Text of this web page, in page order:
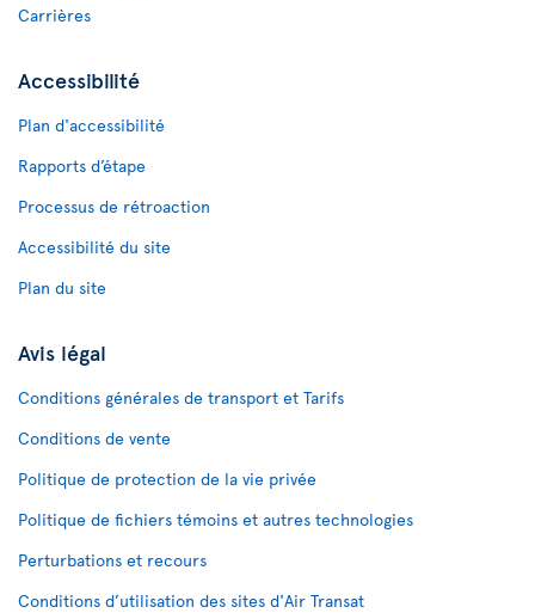
Carrières
Accessibilité
Plan d'accessibilité
Rapports d’étape
Processus de rétroaction
Accessibilité du site
Plan du site
Avis légal
Conditions générales de transport et Tarifs
Conditions de vente
Politique de protection de la vie privée
Politique de fichiers témoins et autres technologies
Perturbations et recours
Conditions d’utilisation des sites d'Air Transat